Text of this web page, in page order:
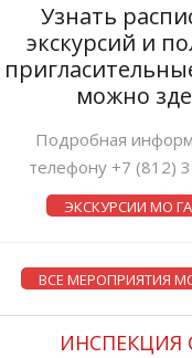
Узнать
экскурсий и
можно
Подробная
телефону +7 (812)
ЭКСКУРСИИ МО
ВСЕ МЕРОПРИЯТИЯ
ИНСПЕКЦИЯ